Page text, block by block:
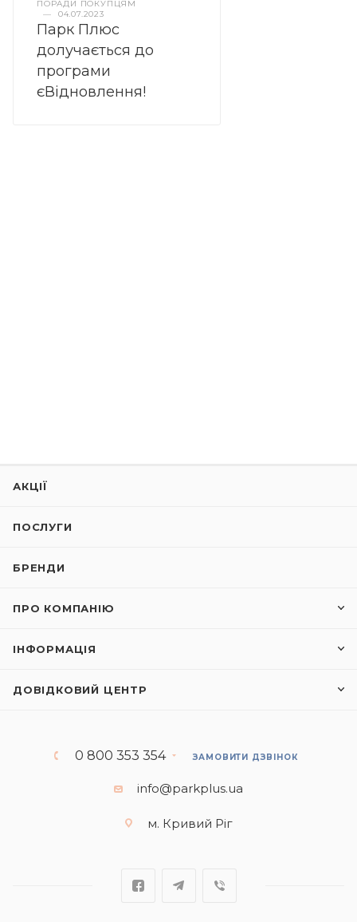
ПОРАДИ ПОКУПЦЯМ
—
04.07.2023
Парк Плюс
долучається до
програми
єВідновлення!
АКЦІЇ
ПОСЛУГИ
БРЕНДИ
ПРО КОМПАНІЮ
ІНФОРМАЦІЯ
ДОВІДКОВИЙ ЦЕНТР
0 800 353 354 ЗАМОВИТИ ДЗВІНОК
info@parkplus.ua
м. Кривий Ріг